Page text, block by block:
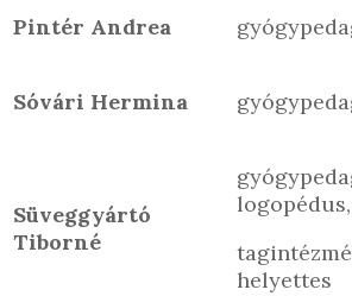
Pintér Andrea
Sóvári Hermina
Süveggyártó
Tiborné
logopédus,
helyettes